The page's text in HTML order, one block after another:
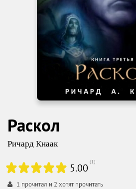
Раскол
Ричард Кнаак
5.00 (1)
1 прочитал и 2 хотят прочитать